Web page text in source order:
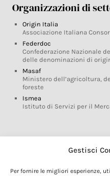
Gestisci
Per fornire le migliori esperienze,
Organizzazioni di
Origin Italia
Associazione Italiana
Federdoc
Confederazione Nazionale
delle denominazioni di
Masaf
Ministero dell’agricoltura,
foreste
Ismea
Istituto di Servizi per il
Glossario DOP IGP